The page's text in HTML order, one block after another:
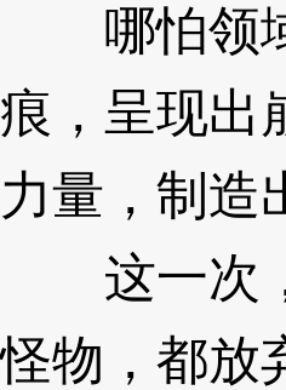
哪怕领域
痕，呈现出
力量，制造
这一次，
怪物，都放